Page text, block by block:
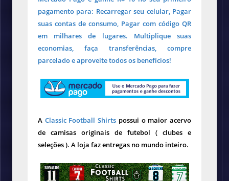
pagamento para: Recarregar seu celular, Pagar
suas contas de consumo, Pagar com código QR
em milhares de lugares. Multiplique suas
economias, faça transferências, compre
parcelado e aproveite todos os benefícios!
A Classic Football Shirts possui o maior acervo
de camisas originais de futebol ( clubes e
seleções ). A loja faz entregas no mundo inteiro.